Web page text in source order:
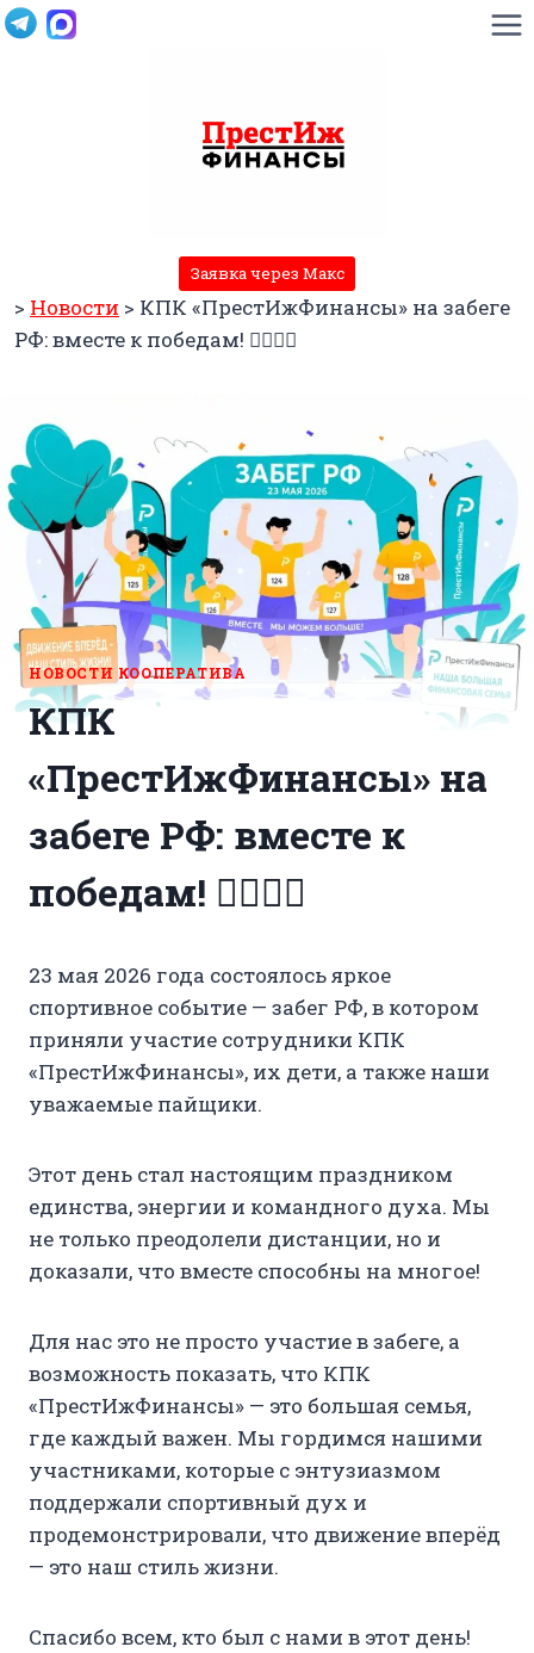
Перейти
Заявка через Макс
> Новости > КПК «ПрестИжФинансы» на забеге
РФ: вместе к победам! 🏃‍♂️🏃‍♀️
НОВОСТИ КООПЕРАТИВА
КПК
«ПрестИжФинансы» на
забеге РФ: вместе к
победам! 🏃‍♂️🏃‍♀️
23 мая 2026 года состоялось яркое
спортивное событие — забег РФ, в котором
приняли участие сотрудники КПК
«ПрестИжФинансы», их дети, а также наши
уважаемые пайщики.
Этот день стал настоящим праздником
единства, энергии и командного духа. Мы
не только преодолели дистанции, но и
доказали, что вместе способны на многое!
Для нас это не просто участие в забеге, а
возможность показать, что КПК
«ПрестИжФинансы» — это большая семья,
где каждый важен. Мы гордимся нашими
участниками, которые с энтузиазмом
поддержали спортивный дух и
продемонстрировали, что движение вперёд
— это наш стиль жизни.
Спасибо всем, кто был с нами в этот день!